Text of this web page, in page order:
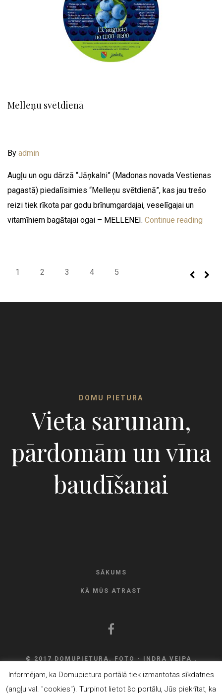
Melleņu svētdienā
By admin
Augļu un ogu dārzā “Jāņkalni” (Madonas novada Vestienas
pagastā) piedalīsimies “Melleņu svētdienā”, kas jau trešo
reizi tiek rīkota par godu brīnumgardajai, veselīgajai un
vitamīniem bagātajai ogai – MELLENEI. Continue reading
1 2 3 4 5
DOMU PIETURA
Vieta sarunām,
pārdomām un vīna
baudīšanai
SĀKUMS
KĀ MŪS ATRAST
© 2017 DOMUPIETURA. FOTO - INDRA VEIPA ,
Informējam, ka Domupietura portālā tiek izmantotas sīkdatnes
(angļu val. "cookies"). Turpinot lietot šo portālu, Jūs piekrītat, ka